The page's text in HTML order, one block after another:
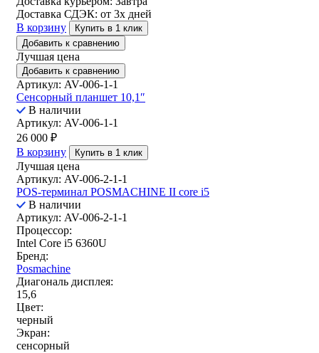
Доставка СДЭК: от 3х дней
В корзину
Купить в 1 клик
Добавить к сравнению
Лучшая цена
Добавить к сравнению
Артикул: AV-006-1-1
Сенсорный планшет 10,1″
В наличии
Артикул: AV-006-1-1
26 000 ₽
В корзину
Купить в 1 клик
Лучшая цена
Артикул: AV-006-2-1-1
POS-терминал POSMACHINE II core i5
В наличии
Артикул: AV-006-2-1-1
Процессор:
Intel Core i5 6360U
Бренд:
Posmachine
Диагональ дисплея:
15,6
Цвет:
черный
Экран:
сенсорный